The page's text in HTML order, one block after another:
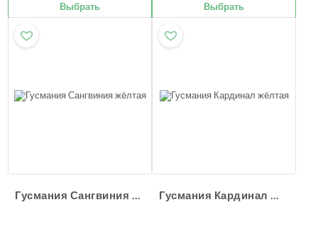
Выбрать Выбрать
Гусмания Сангвиния жёлтая Гусмания Кардинал жёлтая